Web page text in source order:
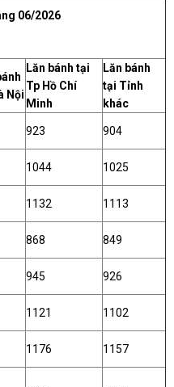
06/2026
Nội
Lăn bánh tại
Tp Hồ Chí
Minh
Lăn bánh
tại Tỉnh
khác
923 904
1044 1025
1132 1113
868 849
945 926
1121 1102
1176 1157